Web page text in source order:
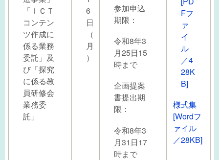
「ＩＣＴ
コンテン
ツ作成に
係る業務
委託」及
び「探究
に係る教
員研修会
業務委
託」
6
日
（
月
）
参加申込
期限：
令和8年3
月25日15
時まで
企画提案
書提出期
限：
令和8年3
月31日17
時まで
Fフ
ァ
イ
ル
／4
28K
B]
様式集
[Wordフ
ァイル
／28KB]